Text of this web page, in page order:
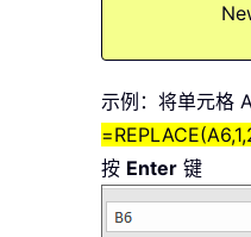
示例：将单元格
按 Enter 键